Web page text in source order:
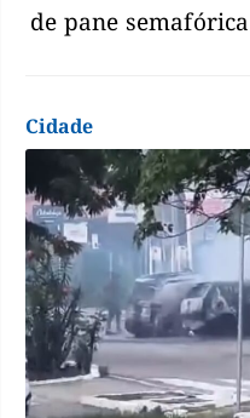
de pane
Cidade